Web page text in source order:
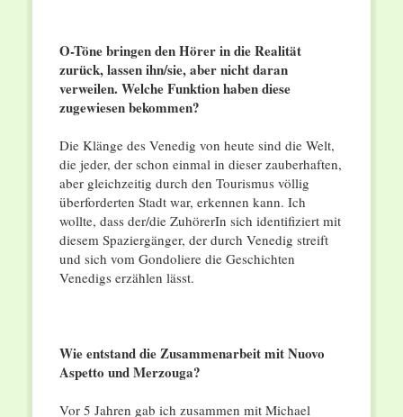
O-Töne bringen den Hörer in die Realität
zurück, lassen ihn/sie, aber nicht daran
verweilen. Welche Funktion haben diese
zugewiesen bekommen?
Die Klänge des Venedig von heute sind die Welt,
die jeder, der schon einmal in dieser zauberhaften,
aber gleichzeitig durch den Tourismus völlig
überforderten Stadt war, erkennen kann. Ich
wollte, dass der/die ZuhörerIn sich identifiziert mit
diesem Spaziergänger, der durch Venedig streift
und sich vom Gondoliere die Geschichten
Venedigs erzählen lässt.
Wie entstand die Zusammenarbeit mit Nuovo
Aspetto und Merzouga?
Vor 5 Jahren gab ich zusammen mit Michael